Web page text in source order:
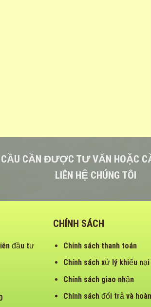
CẦU CẦN ĐƯỢC TƯ VẤN HOẶC
LIÊN HỆ CHÚNG TÔI
đầu tư
CHÍNH SÁCH
Chính sách thanh toán
Chính sách xử lý khiếu nại
Chính sách giao nhận
Chính sách đổi trả và